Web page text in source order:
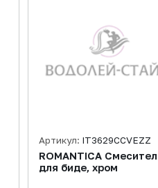
Артикул: IT3629CCVEZZ
ROMANTICA
для биде, хром